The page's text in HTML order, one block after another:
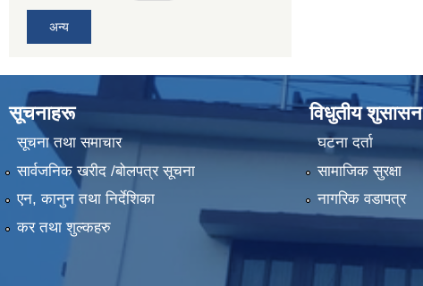
अन्य
सूचनाहरू
सूचना तथा समाचार
सार्वजनिक खरीद /बोलपत्र सूचना
एन, कानुन तथा निर्देशिका
कर तथा शुल्कहरु
विधुतीय
घटना दर्ता
सामाजिक सुरक्षा
नागरिक वडापत्र